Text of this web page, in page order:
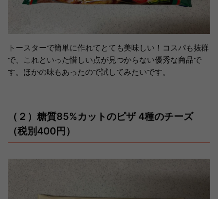
トースターで簡単に作れてとても美味しい！コスパも抜群
で、これといった惜しい点が見つからない優秀な商品で
す。ほかの味もあったので試してみたいです。
（２）糖質85%カットのピザ 4種のチーズ
（税別400円）